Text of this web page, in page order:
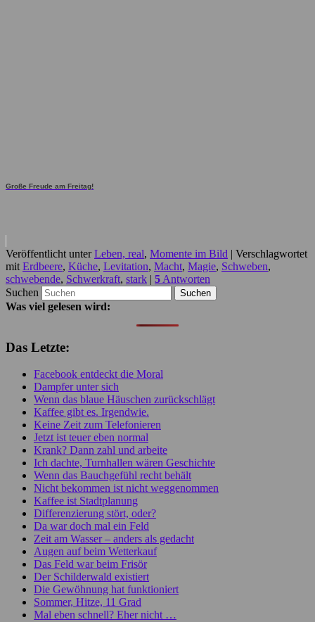
Große Freude am Freitag!
Veröffentlicht unter Leben, real, Momente im Bild | Verschlagwortet
mit Erdbeere, Küche, Levitation, Macht, Magie, Schweben,
schwebende, Schwerkraft, stark | 5 Antworten
Suchen
Was viel gelesen wird:
Das Letzte:
Facebook entdeckt die Moral
Dampfer unter sich
Wenn das blaue Häuschen zurückschlägt
Kaffee gibt es. Irgendwie.
Keine Zeit zum Telefonieren
Jetzt ist teuer eben normal
Krank? Dann zahl und arbeite
Ich dachte, Turnhallen wären Geschichte
Wenn das Bauchgefühl recht behält
Nicht bekommen ist nicht weggenommen
Kaffee ist Stadtplanung
Differenzierung stört, oder?
Da war doch mal ein Feld
Zeit am Wasser – anders als gedacht
Augen auf beim Wetterkauf
Das Feld war beim Frisör
Der Schilderwald existiert
Die Gewöhnung hat funktioniert
Sommer, Hitze, 11 Grad
Mal eben schnell? Eher nicht …